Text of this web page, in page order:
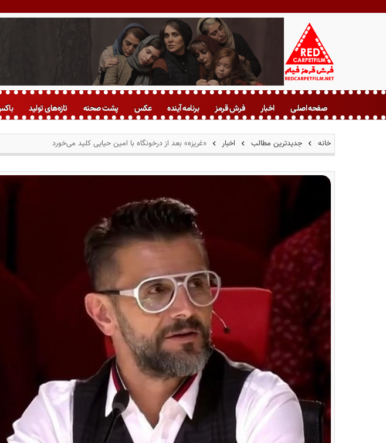
ف
ش
م
ز
صفحه اصلی اخبار فرش قرمز برنامه آینده عکس پشت صحنه تازه‌های تولید
خانه جدیدترین مطالب اخبار «غریزه» بعد از درخونگاه با امین حیایی کلید می‌خورد